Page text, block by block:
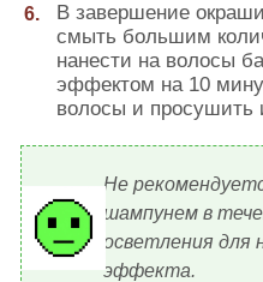
В завершение
смыть большим
нанести на волосы
эффектом на 10
волосы и просушить
Не
шампунем в
осветления для
эффекта.